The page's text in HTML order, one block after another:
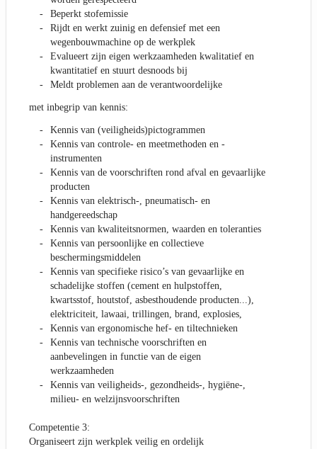
Beperkt stofemissie
Rijdt en werkt zuinig en defensief met een
wegenbouwmachine op de werkplek
Evalueert zijn eigen werkzaamheden kwalitatief en
kwantitatief en stuurt desnoods bij
Meldt problemen aan de verantwoordelijke
met inbegrip van kennis:
Kennis van (veiligheids)pictogrammen
Kennis van controle- en meetmethoden en -
instrumenten
Kennis van de voorschriften rond afval en gevaarlijke
producten
Kennis van elektrisch-, pneumatisch- en
handgereedschap
Kennis van kwaliteitsnormen, waarden en toleranties
Kennis van persoonlijke en collectieve
beschermingsmiddelen
Kennis van specifieke risico’s van gevaarlijke en
schadelijke stoffen (cement en hulpstoffen,
kwartsstof, houtstof, asbesthoudende producten...),
elektriciteit, lawaai, trillingen, brand, explosies,
Kennis van ergonomische hef- en tiltechnieken
Kennis van technische voorschriften en
aanbevelingen in functie van de eigen
werkzaamheden
Kennis van veiligheids-, gezondheids-, hygiëne-,
milieu- en welzijnsvoorschriften
Competentie 3:
Organiseert zijn werkplek veilig en ordelijk